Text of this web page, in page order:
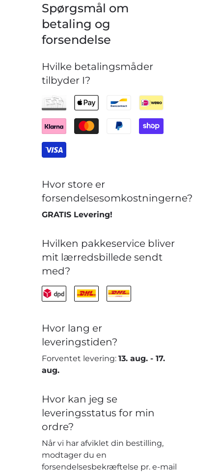
Spørgsmål om
betaling og
forsendelse
Hvilke betalingsmåder
tilbyder I?
Hvor store er
forsendelsesomkostningerne?
GRATIS Levering!
Hvilken pakkeservice bliver
mit lærredsbillede sendt
med?
Hvor lang er
leveringstiden?
Forventet levering:13. aug. -17.
aug.
Hvor kan jeg se
leveringsstatus for min
ordre?
Når vi har afviklet din bestilling,
modtager du en
forsendelsesbekræftelse pr. e-mail